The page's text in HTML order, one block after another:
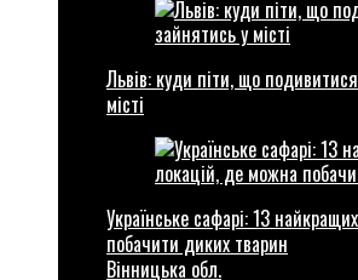
Львів: куди піти, що
місті
Українське сафарі: 13
побачити диких тварин
Вінницька обл.